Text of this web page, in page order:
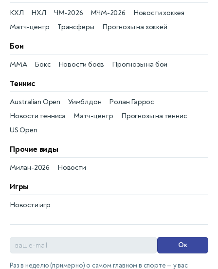
Новости хоккея
КХЛ
Матч-центр
НХЛ
Трансферы
ЧМ-2026
Прогнозы на хоккей
МЧМ-2026
Бои
Новости боёв
MMA Прогнозы на бои
Бокс
Теннис
Новости тенниса
Australian Open
Матч-центр
Уимблдон
Прогнозы на теннис
Ролан Гаррос
US Open
Прочие виды
Новости
Милан-2026
Игры
Новости игр
Ок
Раз в неделю (примерно) о самом главном в спорте — у вас